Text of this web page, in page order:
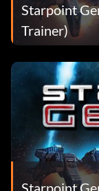
Starpoint
Trainer)
Starpoint